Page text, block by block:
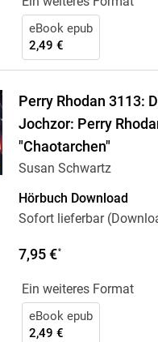
eBook epub
2,49 €
Perry Rhodan 3113:
Jochzor: Perry
"Chaotarchen"
Susan Schwartz
Hörbuch Download
Sofort lieferbar
7,95 €*
Ein weiteres Format
eBook epub
2,49 €